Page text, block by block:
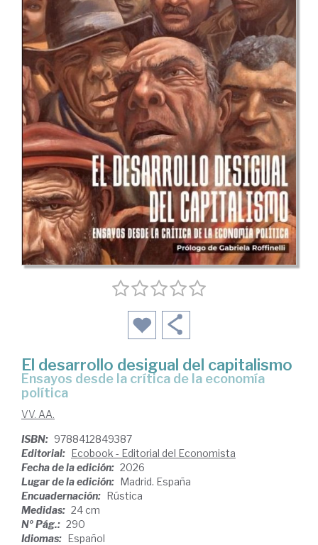
El desarrollo desigual del capitalismo
Ensayos desde la crítica de la economía
política
VV. AA.
ISBN: 9788412849387
Editorial: Ecobook - Editorial del Economista
Fecha de la edición: 2026
Lugar de la edición: Madrid. España
Encuadernación: Rústica
Medidas: 24 cm
Nº Pág.: 290
Idiomas: Español